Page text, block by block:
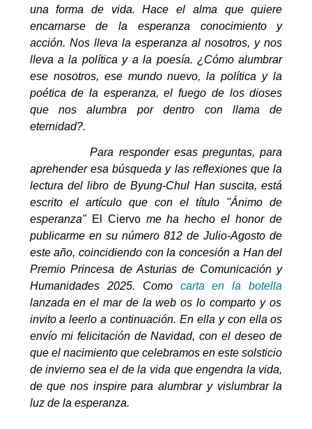
una forma de vida. Hace el alma que quiere
encarnarse de la esperanza conocimiento y
acción. Nos lleva la esperanza al nosotros, y nos
lleva a la política y a la poesía. ¿Cómo alumbrar
ese nosotros, ese mundo nuevo, la política y la
poética de la esperanza, el fuego de los dioses
que nos alumbra por dentro con llama de
eternidad?.
Para responder esas preguntas, para
aprehender esa búsqueda y las reflexiones que la
lectura del libro de Byung-Chul Han suscita, está
escrito el artículo que con el título "Ánimo de
esperanza" El Ciervome ha hecho el honor de
publicarme en su número 812 de Julio-Agosto de
este año, coincidiendo con la concesión a Han del
Premio Princesa de Asturias de Comunicación y
Humanidades 2025. Como carta en la botella
lanzada en el mar de la web os lo comparto y os
invito a leerlo a continuación. En ella y con ella os
envío mi felicitación de Navidad, con el deseo de
que el nacimiento que celebramos en este solsticio
de invierno sea el de la vida que engendra la vida,
de que nos inspire para alumbrar y vislumbrar la
luz de la esperanza.